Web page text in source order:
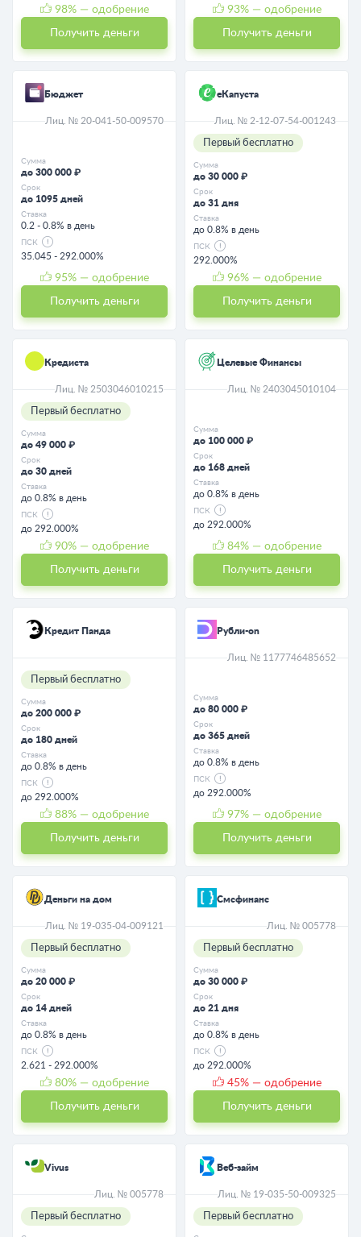
98% — одобрение
Получить деньги
93% — одобрение
Получить деньги
Бюджет
Лиц. № 20-041-50-009570
Сумма
до 300 000 ₽
Срок
до 1095 дней
Ставка
0.2 - 0.8% в день
ПСК
35.045 - 292.000%
95% — одобрение
Получить деньги
еКапуста
Лиц. № 2-12-07-54-001243
Первый бесплатно
Сумма
до 30 000 ₽
Срок
до 31 дня
Ставка
до 0.8% в день
ПСК
292.000%
96% — одобрение
Получить деньги
Кредиста
Лиц. № 2503046010215
Первый бесплатно
Сумма
до 49 000 ₽
Срок
до 30 дней
Ставка
до 0.8% в день
ПСК
до 292.000%
90% — одобрение
Получить деньги
Целевые Финансы
Лиц. № 2403045010104
Сумма
до 100 000 ₽
Срок
до 168 дней
Ставка
до 0.8% в день
ПСК
до 292.000%
84% — одобрение
Получить деньги
Кредит Панда
Первый бесплатно
Сумма
до 200 000 ₽
Срок
до 180 дней
Ставка
до 0.8% в день
ПСК
до 292.000%
88% — одобрение
Получить деньги
Рубли-on
Лиц. № 1177746485652
Сумма
до 80 000 ₽
Срок
до 365 дней
Ставка
до 0.8% в день
ПСК
до 292.000%
97% — одобрение
Получить деньги
Деньги на дом
Лиц. № 19-035-04-009121
Первый бесплатно
Сумма
до 20 000 ₽
Срок
до 14 дней
Ставка
до 0.8% в день
ПСК
2.621 - 292.000%
80% — одобрение
Получить деньги
Смсфинанс
Лиц. № 005778
Первый бесплатно
Сумма
до 30 000 ₽
Срок
до 21 дня
Ставка
до 0.8% в день
ПСК
до 292.000%
45% — одобрение
Получить деньги
Vivus
Лиц. № 005778
Первый бесплатно
Веб-займ
Лиц. № 19-035-50-009325
Первый бесплатно